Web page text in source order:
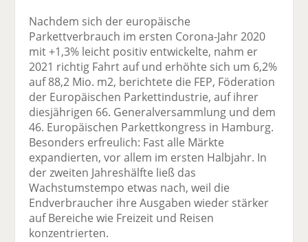
Nachdem sich der europäische
Parkettverbrauch im ersten Corona-Jahr 2020
mit +1,3% leicht positiv entwickelte, nahm er
2021 richtig Fahrt auf und erhöhte sich um 6,2%
auf 88,2 Mio. m2, berichtete die FEP, Föderation
der Europäischen Parkettindustrie, auf ihrer
diesjährigen 66. Generalversammlung und dem
46. Europäischen Parkettkongress in Hamburg.
Besonders erfreulich: Fast alle Märkte
expandierten, vor allem im ersten Halbjahr. In
der zweiten Jahreshälfte ließ das
Wachstumstempo etwas nach, weil die
Endverbraucher ihre Ausgaben wieder stärker
auf Bereiche wie Freizeit und Reisen
konzentrierten.